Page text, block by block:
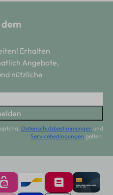
Erhalten
Angebote,
nützliche
Datenschutzbestimmungen und
Servicebedingungen gelten.